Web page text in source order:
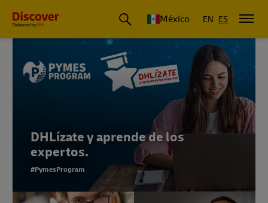
México EN ES
DHLízate y aprende de los
expertos.
#PymesProgram